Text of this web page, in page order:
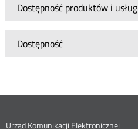
Dostępność produktów i usług
Dostępność
Urząd Komunikacji Elektronicznej